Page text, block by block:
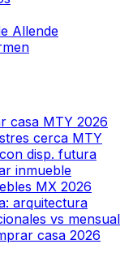
Allende
casa MTY 2026
cerca MTY
disp. futura
inmueble
MX 2026
arquitectura
vs mensual
casa 2026